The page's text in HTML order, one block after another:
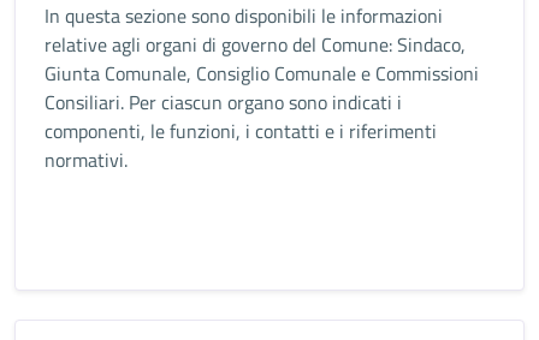
In questa sezione sono disponibili le informazioni
relative agli organi di governo del Comune: Sindaco,
Giunta Comunale, Consiglio Comunale e Commissioni
Consiliari. Per ciascun organo sono indicati i
componenti, le funzioni, i contatti e i riferimenti
normativi.